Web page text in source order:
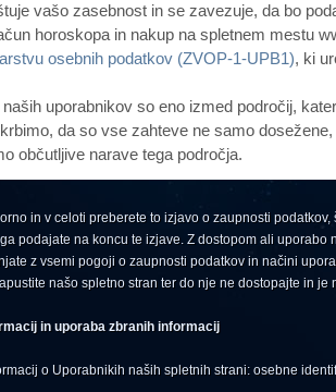
vašo zasebnost in se zavezuje, da bo
horoskopa in nakup na spletnem mestu
osebnih podatkov (ZVOP-1-UPB1), ki
uporabnikov so eno izmed področij,
da so vse zahteve ne samo
občutljive narave tega področja.
in v celoti preberete to izjavo o zaupnosti
podajate na koncu te izjave. Z dostopom ali uporabo
z vsemi pogoji o zaupnosti podatkov in načini
našo spletno stran ter do nje ne dostopajte in je
in uporaba zbranih informacij
o Uporabnikih naših spletnih strani: osebne